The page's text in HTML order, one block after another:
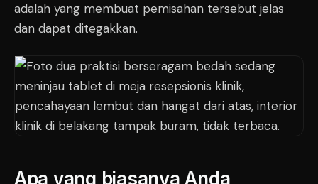
adalah yang membuat pemisahan tersebut jelas
dan dapat ditegakkan.
Apa yang biasanya Anda